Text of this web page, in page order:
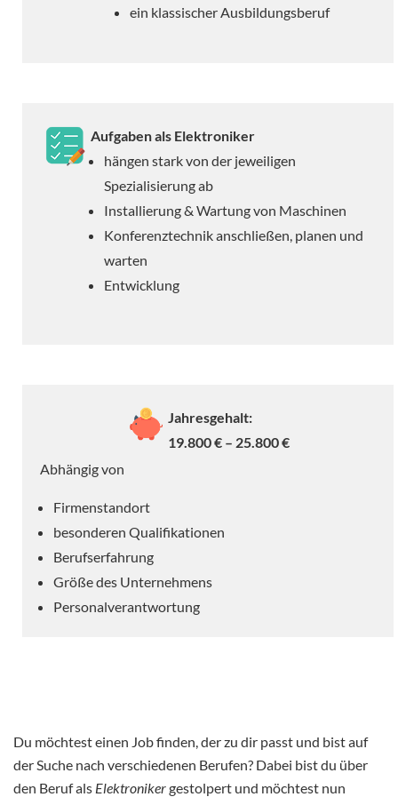
ein klassischer Ausbildungsberuf
Aufgaben als Elektroniker
hängen stark von der jeweiligen
Spezialisierung ab
Installierung & Wartung von Maschinen
Konferenztechnik anschließen, planen und
warten
Entwicklung
Jahresgehalt:
19.800 € – 25.800 €
Abhängig von
Firmenstandort
besonderen Qualifikationen
Berufserfahrung
Größe des Unternehmens
Personalverantwortung
Du möchtest einen Job finden, der zu dir passt und bist auf
der Suche nach verschiedenen Berufen? Dabei bist du über
den Beruf als Elektronikergestolpert und möchtest nun